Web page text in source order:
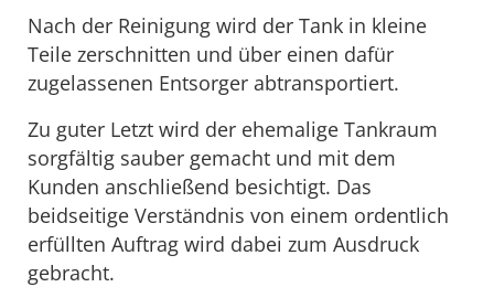
Nach der Reinigung wird der Tank in kleine
Teile zerschnitten und über einen dafür
zugelassenen Entsorger abtransportiert.
Zu guter Letzt wird der ehemalige Tankraum
sorgfältig sauber gemacht und mit dem
Kunden anschließend besichtigt. Das
beidseitige Verständnis von einem ordentlich
erfüllten Auftrag wird dabei zum Ausdruck
gebracht.